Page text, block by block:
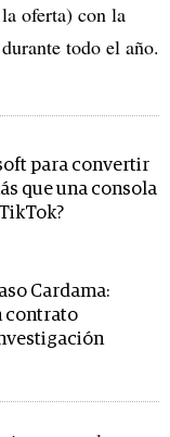
oferta) con la
todo el año.
para convertir
que una consola
Cardama:
contrato